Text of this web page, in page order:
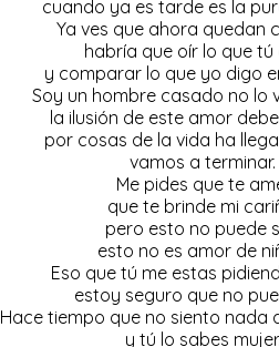
cuando ya es tarde es la
Ya ves que ahora quedan
habría que oír lo que tú
y comparar lo que yo digo
Soy un hombre casado no lo
la ilusión de este amor
por cosas de la vida ha
vamos a terminar.
Me pides que te
que te brinde mi
pero esto no puede
esto no es amor de
Eso que tú me estas
estoy seguro que no
Hace tiempo que no siento nada
y tú lo sabes mujer.